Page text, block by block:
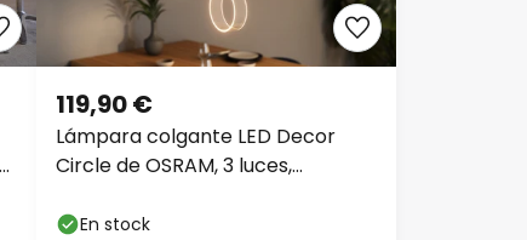
Lámpara colgante LED Decor
Circle de OSRAM, 3 luces,
119,90 €
En stock